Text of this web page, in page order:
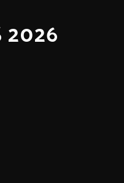
2026